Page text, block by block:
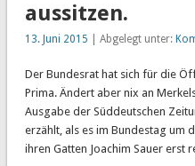
aussitzen.
13. Juni 2015 | Abgelegt unter:
Der Bundesrat hat sich für die
Prima. Ändert aber nix an
Ausgabe der Süddeutschen
erzählt, als es im Bundestag um
ihren Gatten Joachim Sauer erst